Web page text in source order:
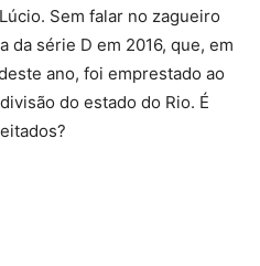
Sem falar no zagueiro
da série D em 2016, que, em
ano, foi emprestado ao
do estado do Rio. É